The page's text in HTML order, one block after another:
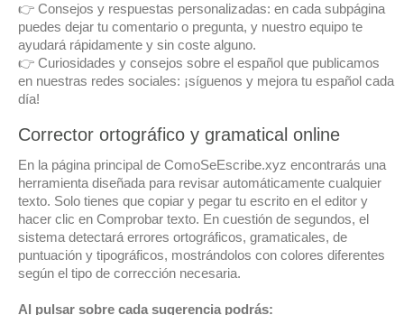
👉 Consejos y respuestas personalizadas: en cada subpágina
puedes dejar tu comentario o pregunta, y nuestro equipo te
ayudará rápidamente y sin coste alguno.
👉 Curiosidades y consejos sobre el español que publicamos
en nuestras redes sociales: ¡síguenos y mejora tu español cada
día!
Corrector ortográfico y gramatical online
En la página principal de ComoSeEscribe.xyz encontrarás una
herramienta diseñada para revisar automáticamente cualquier
texto. Solo tienes que copiar y pegar tu escrito en el editor y
hacer clic en Comprobar texto. En cuestión de segundos, el
sistema detectará errores ortográficos, gramaticales, de
puntuación y tipográficos, mostrándolos con colores diferentes
según el tipo de corrección necesaria.
Al pulsar sobre cada sugerencia podrás: